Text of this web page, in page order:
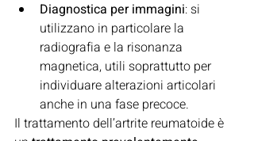
Diagnostica per immagini: si
utilizzano in particolare la
radiografia e la risonanza
magnetica, utili soprattutto per
individuare alterazioni articolari
anche in una fase precoce.
Il trattamento dell’artrite reumatoide è